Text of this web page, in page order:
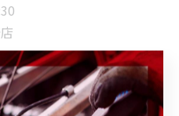
をチェック！ ⇒伊勢